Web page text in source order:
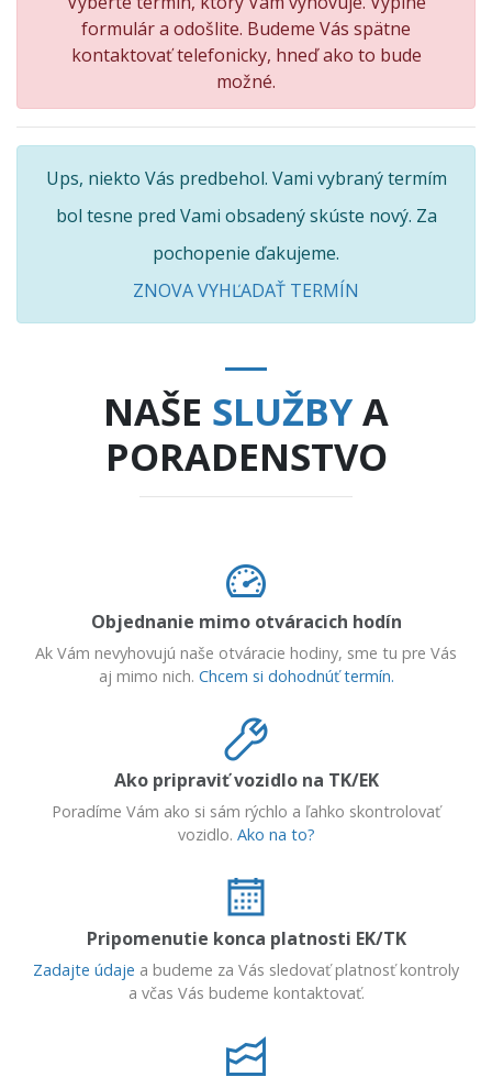
formulár a odošlite. Budeme Vás spätne
kontaktovať telefonicky, hneď ako to bude
možné.
Ups, niekto Vás predbehol. Vami vybraný termím
bol tesne pred Vami obsadený skúste nový. Za
pochopenie ďakujeme.
ZNOVA VYHĽADAŤ TERMÍN
NAŠE SLUŽBYA
PORADENSTVO
Objednanie mimo otváracich hodín
Ak Vám nevyhovujú naše otváracie hodiny, sme tu pre Vás
aj mimo nich. Chcem si dohodnúť termín.
Ako pripraviť vozidlo na TK/EK
Poradíme Vám ako si sám rýchlo a ľahko skontrolovať
vozidlo. Ako na to?
Pripomenutie konca platnosti EK/TK
Zadajte údaje a budeme za Vás sledovať platnosť kontroly
a včas Vás budeme kontaktovať.